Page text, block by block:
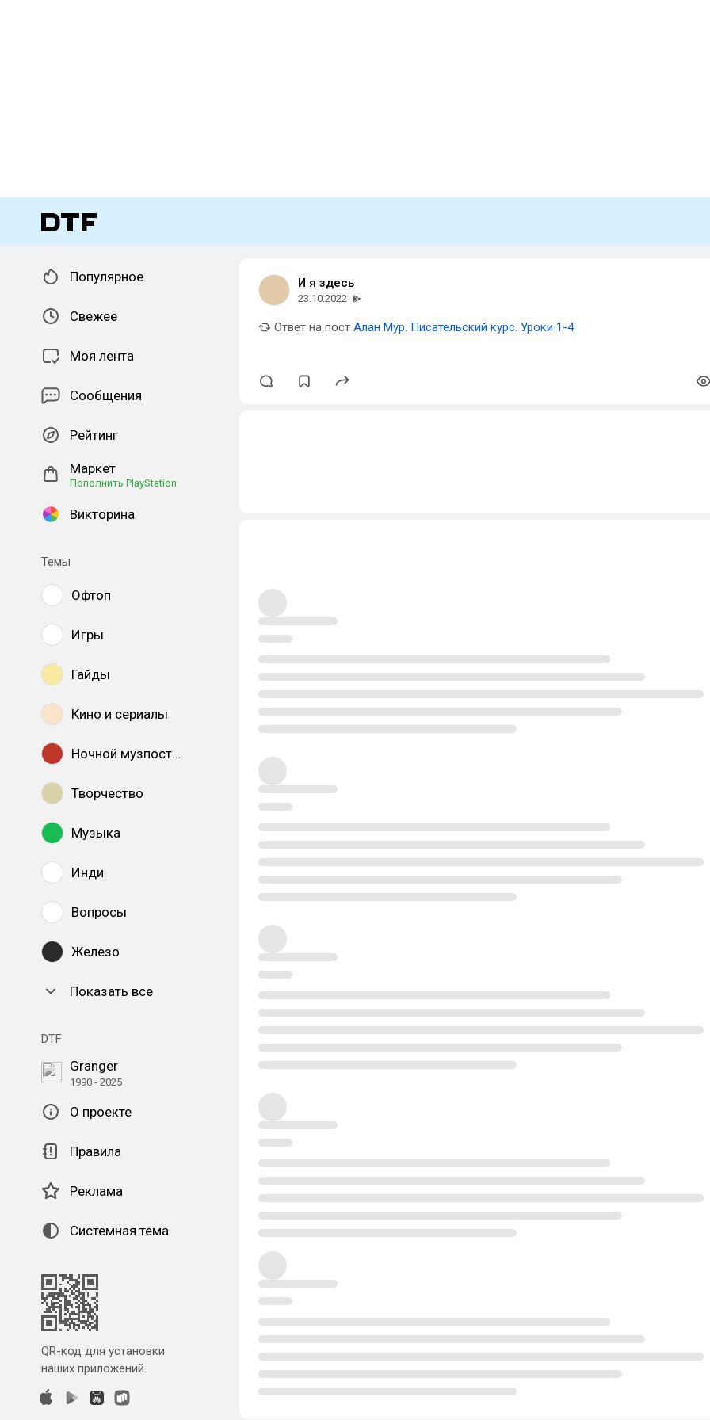
Популярное
Свежее
Моя лента
Сообщения
Рейтинг
Маркет
Пополнить PlayStation
Викторина
Темы
Офтоп
Игры
Гайды
Кино и сериалы
Ночной музпостинг
Творчество
Музыка
Инди
Вопросы
Железо
Показать все
DTF
Granger
1990 - 2025
О проекте
Правила
Реклама
Системная тема
QR-код для установки
наших приложений.
И я здесь
23.10.2022
Ответ на пост Алан Мур. Писательский курс. Уроки 1-4